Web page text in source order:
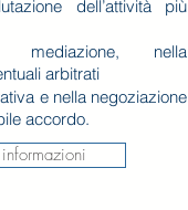
dell’attività più
mediazione, nella
arbitrati
e nella negoziazione
accordo.